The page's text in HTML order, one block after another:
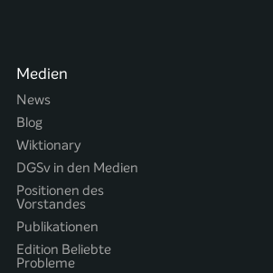
Medien
News
Blog
Wiktionary
DGSv in den Medien
Positionen des
Vorstandes
Publikationen
Edition Beliebte
Probleme